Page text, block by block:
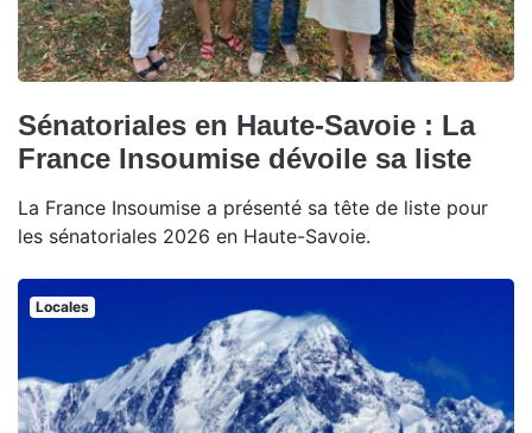
Sénatoriales en Haute-Savoie : La
France Insoumise dévoile sa liste
La France Insoumise a présenté sa tête de liste pour
les sénatoriales 2026 en Haute-Savoie.
Locales